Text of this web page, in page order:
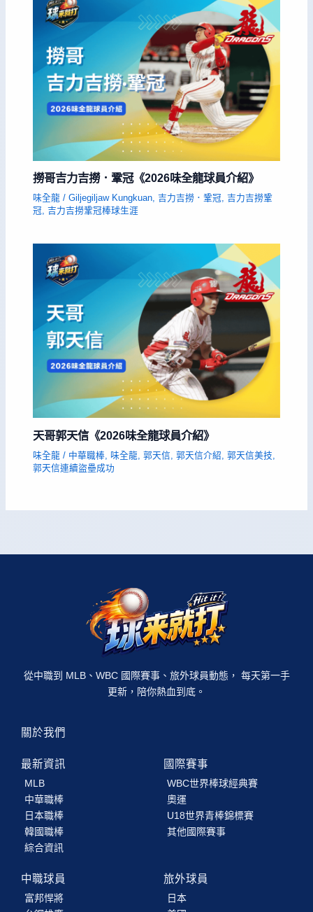
撈哥吉力吉撈．鞏冠《2026味全龍球員介紹》
味全龍 /Giljegiljaw Kungkuan ,吉力吉撈．鞏冠 ,吉力吉撈鞏
冠 ,吉力吉撈鞏冠棒球生涯
天哥郭天信《2026味全龍球員介紹》
味全龍 / 中華職棒 味全龍 ,郭天信 ,郭天信介紹 ,郭天信美技
郭天信連續盜壘成功
從中職到 MLB、WBC 國際賽事、旅外球員動態， 每天第一手
更新，陪你熱血到底。
關於我們
最新資訊
MLB
中華職棒
日本職棒
韓國職棒
綜合資訊
國際賽事
WBC世界棒球經典賽
奧運
U18世界青棒錦標賽
其他國際賽事
中職球員
富邦悍將
旅外球員
日本